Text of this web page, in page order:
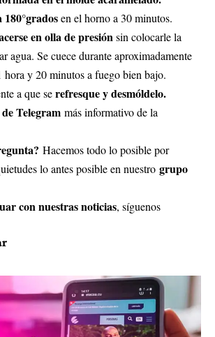
en el horno a 30 minutos.
en olla de presiónsin colocarle la
agua. Se cuece durante aproximadamente
hora y 20 minutos a fuego bien bajo.
a que serefresque y desmóldelo.
Telegram más informativo de la
Hacemos todo lo posible por
lo antes posible en nuestro grupo
con nuestras noticias, síguenos